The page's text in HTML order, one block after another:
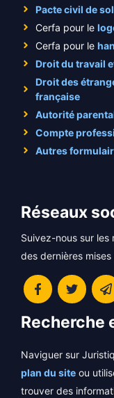
Pacte civil de
Cerfa pour le
Cerfa pour le
Droit du travail
Droit des
française
Autorité
Compte
Autres
Réseaux
Suivez-nous sur
des dernières
Recherche
Naviguer sur
plan du site ou
trouver des